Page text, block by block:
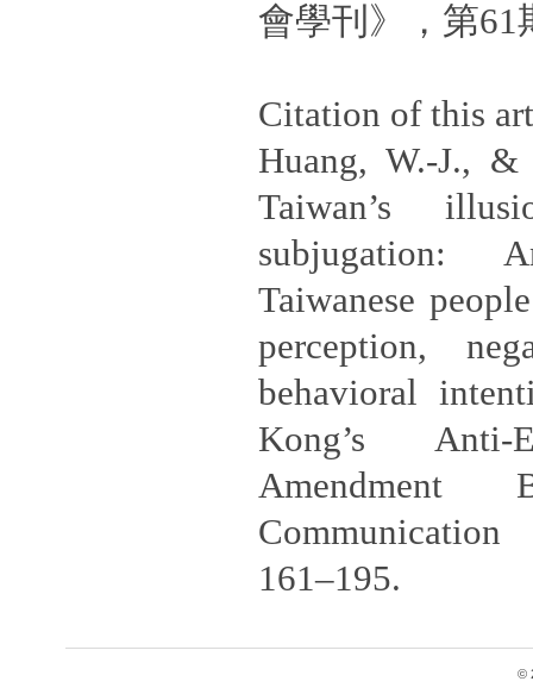
會學刊》，第61
Citation of this
Huang, W.-J.,
Taiwan’s
subjugation:
Taiwanese
perception,
behavioral
Kong’s Anti-
Amendment
161–195.
©